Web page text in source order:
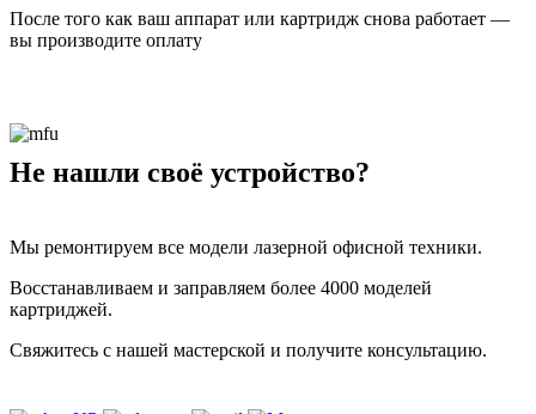
После того как ваш аппарат или картридж снова работает —
вы производите оплату
Не нашли своё устройство?
Мы ремонтируем все модели лазерной офисной техники.
Восстанавливаем и заправляем более 4000 моделей
картриджей.
Свяжитесь с нашей мастерской и получите консультацию.